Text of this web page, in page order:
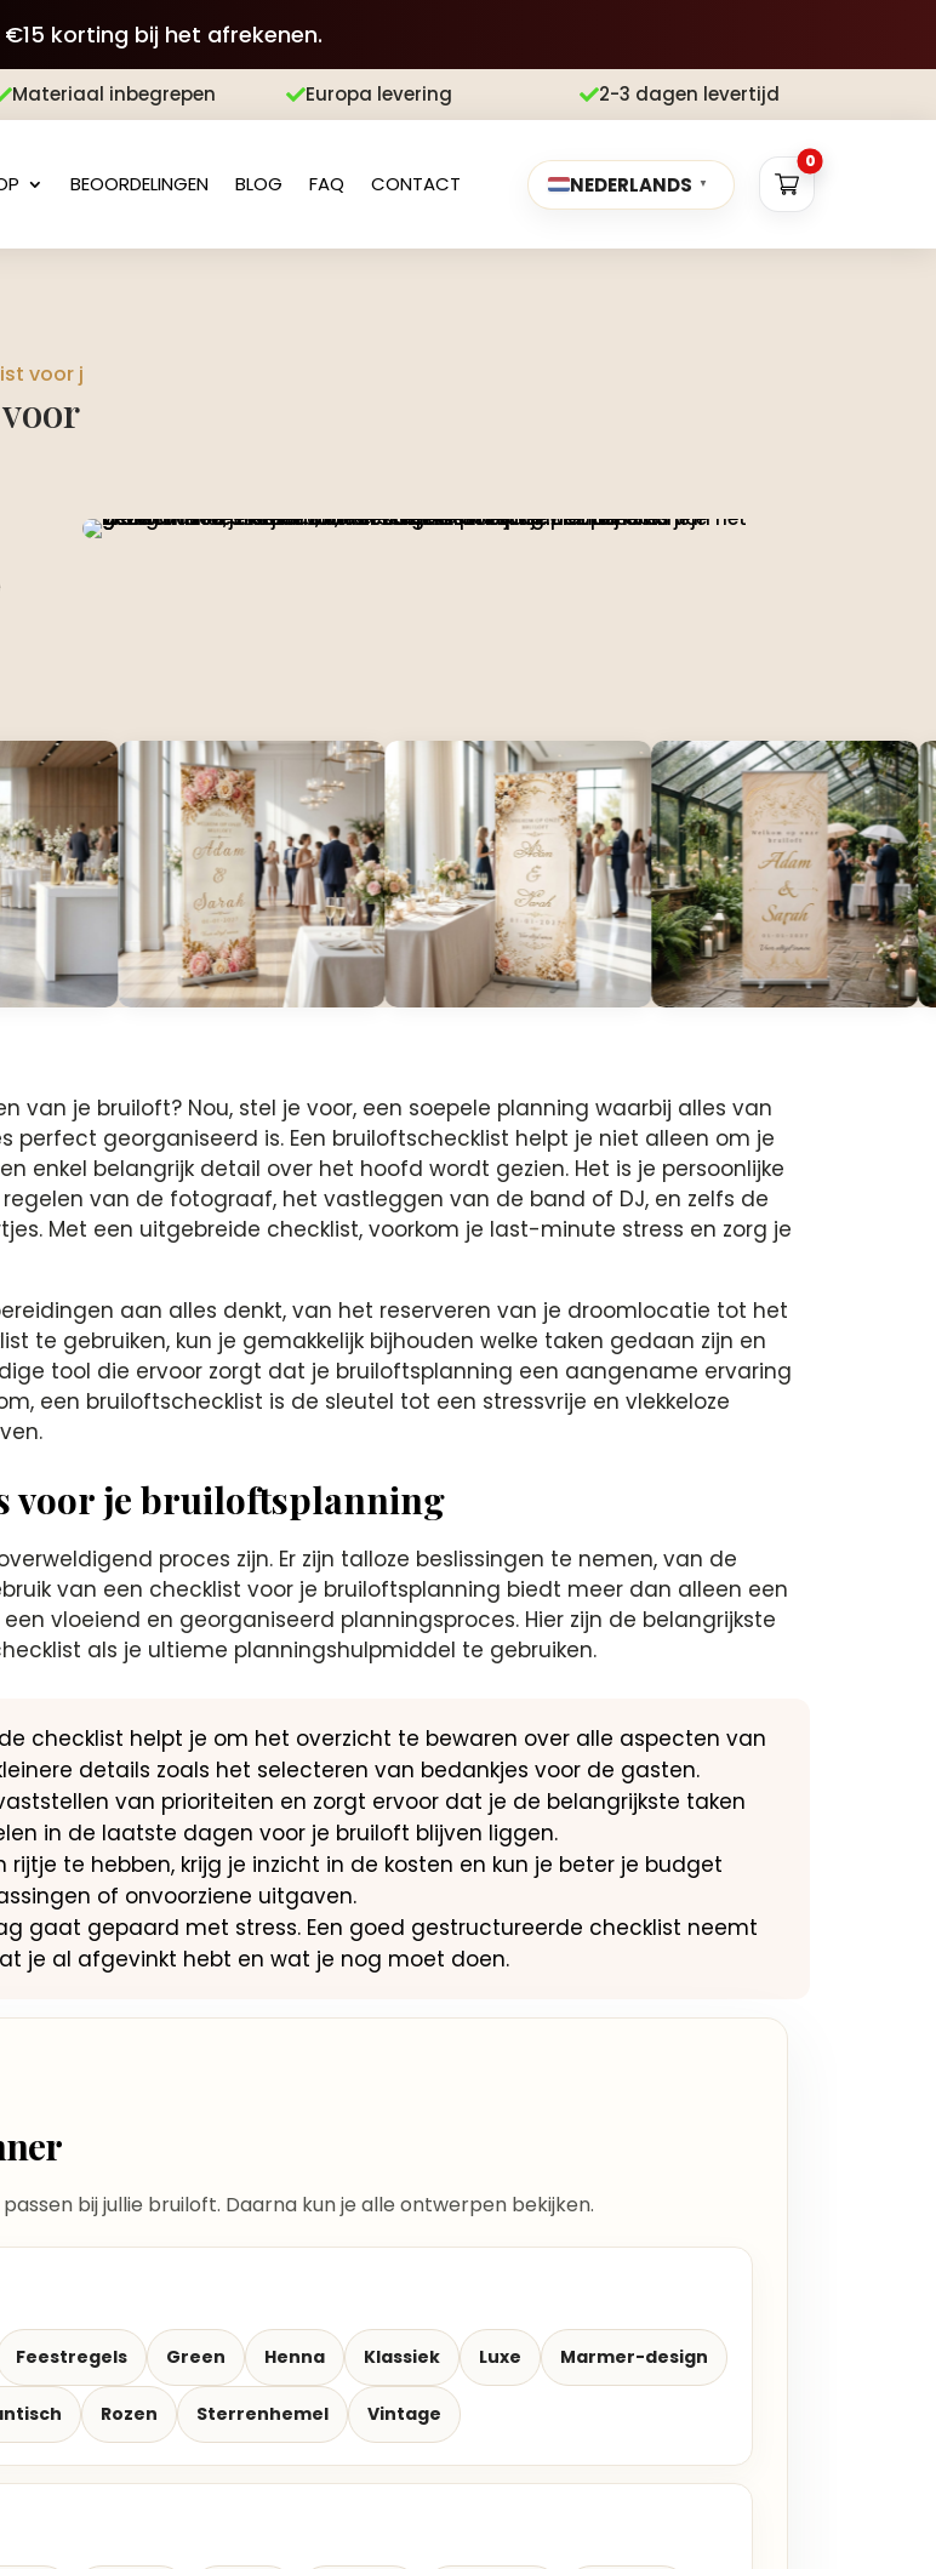
€15 korting bij het afrekenen.
Materiaal inbegrepen Europa levering 2-3 dagen levertijd
BEOORDELINGEN BLOG FAQ CONTACT NEDERLANDS ▼
0
voor je bruiloftsplanning?
van je bruiloft? Nou, stel je voor, een soepele planning waarbij alles van
georganiseerd is. Een bruiloftschecklist helpt je niet alleen om je
enkel belangrijk detail over het hoofd wordt gezien. Het is je persoonlijke
van de fotograaf, het vastleggen van de band of DJ, en zelfs de
Met een uitgebreide checklist, voorkom je last-minute stress en zorg je
aan alles denkt, van het reserveren van je droomlocatie tot het
te gebruiken, kun je gemakkelijk bijhouden welke taken gedaan zijn en
tool die ervoor zorgt dat je bruiloftsplanning een aangename ervaring
een bruiloftschecklist is de sleutel tot een stressvrije en vlekkeloze
voor je bruiloftsplanning
proces zijn. Er zijn talloze beslissingen te nemen, van de
van een checklist voor je bruiloftsplanning biedt meer dan alleen een
vloeiend en georganiseerd planningsproces. Hier zijn de belangrijkste
als je ultieme planningshulpmiddel te gebruiken.
checklist helpt je om het overzicht te bewaren over alle aspecten van
details zoals het selecteren van bedankjes voor de gasten.
van prioriteiten en zorgt ervoor dat je de belangrijkste taken
in de laatste dagen voor je bruiloft blijven liggen.
rijtje te hebben, krijg je inzicht in de kosten en kun je beter je budget
of onvoorziene uitgaven.
gaat gepaard met stress. Een goed gestructureerde checklist neemt
je al afgevinkt hebt en wat je nog moet doen.
bij jullie bruiloft. Daarna kun je alle ontwerpen bekijken.
Feestregels Green Henna Klassiek Luxe Marmer-design
Rozen Sterrenhemel Vintage